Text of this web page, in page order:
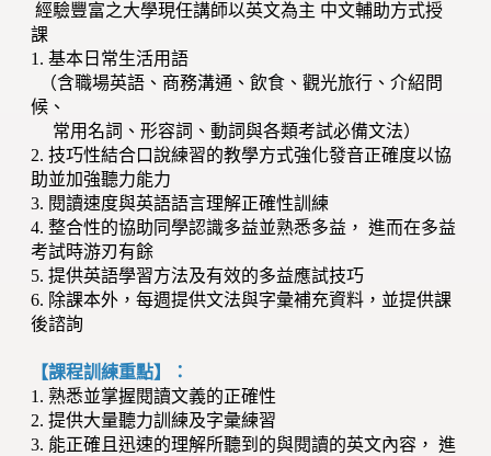
經驗豐富之大學現任講師以英文為主 中文輔助方式授
課
1. 基本日常生活用語
（含職場英語、商務溝通、飲食、觀光旅行、介紹問
候、
常用名詞、形容詞、動詞與各類考試必備文法）
2. 技巧性結合口說練習的教學方式強化發音正確度以協
助並加強聽力能力
3. 閱讀速度與英語語言理解正確性訓練
4. 整合性的協助同學認識多益並熟悉多益， 進而在多益
考試時游刃有餘
5. 提供英語學習方法及有效的多益應試技巧
6. 除課本外，每週提供文法與字彙補充資料，並提供課
後諮詢
【課程訓練重點】：
1. 熟悉並掌握閱讀文義的正確性
2. 提供大量聽力訓練及字彙練習
3. 能正確且迅速的理解所聽到的與閱讀的英文內容， 進